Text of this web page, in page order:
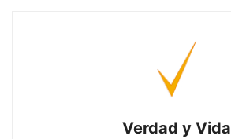
Verdad y Vida